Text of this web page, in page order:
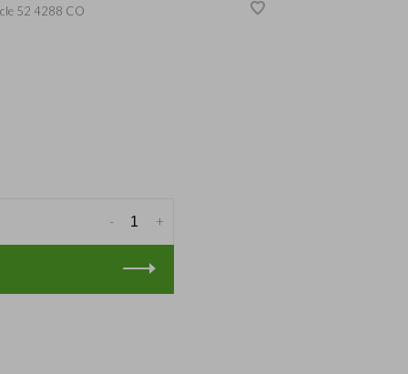
52 4288 CO
+
-